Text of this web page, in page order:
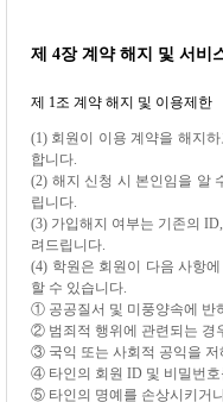
제 4장 계약 해지 및 서비
제 1조 계약 해지 및 이용제한
(1) 회원이 이용 계약을 해지
합니다.
(2) 해지 신청 시 본인임을 알
립니다.
(3) 가입해지 여부는 기존의
려드립니다.
(4) 학원은 회원이 다음 사항
할 수 있습니다.
① 공공질서 및 미풍양속에 반
② 범죄적 행위에 관련되는 경
③ 국익 또는 사회적 공익을 저
④ 타인의 회원 ID 및 비밀번호
⑤ 타인의 명예를 손상시키거